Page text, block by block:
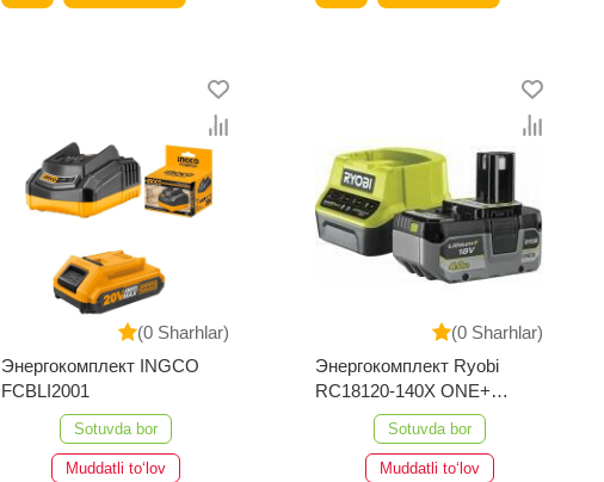
(0 Sharhlar)
Энергокомплект INGCO
FCBLI2001
Sotuvda bor
Muddatli to‘lov
(0 Sharhlar)
Энергокомплект Ryobi
RC18120-140X ONE+
5133005091
Sotuvda bor
Muddatli to‘lov